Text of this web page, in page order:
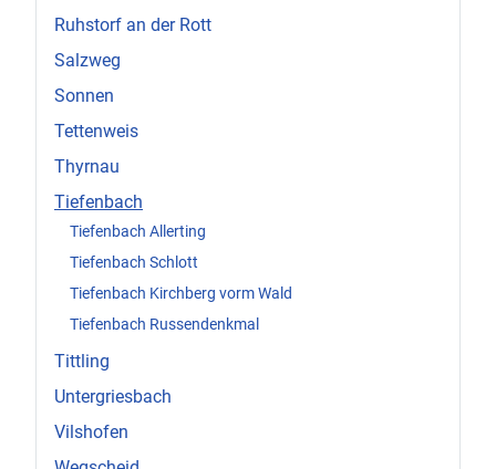
Ruhstorf an der Rott
Salzweg
Sonnen
Tettenweis
Thyrnau
Tiefenbach
Tiefenbach Allerting
Tiefenbach Schlott
Tiefenbach Kirchberg vorm Wald
Tiefenbach Russendenkmal
Tittling
Untergriesbach
Vilshofen